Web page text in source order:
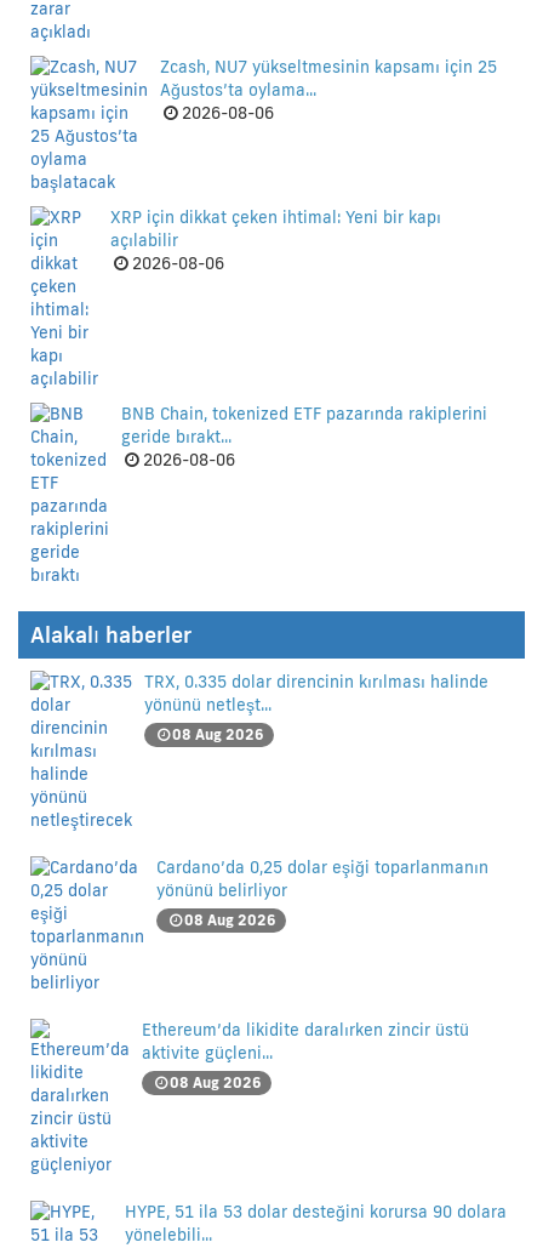
Zcash, NU7 yükseltmesinin kapsamı için 25
Ağustos’ta oylama...
2026-08-06
XRP için dikkat çeken ihtimal: Yeni bir kapı
açılabilir
2026-08-06
BNB Chain, tokenized ETF pazarında rakiplerini
geride bırakt...
2026-08-06
Alakalı haberler
TRX, 0.335 dolar direncinin kırılması halinde
yönünü netleşt...
08 Aug 2026
Cardano’da 0,25 dolar eşiği toparlanmanın
yönünü belirliyor
08 Aug 2026
Ethereum’da likidite daralırken zincir üstü
aktivite güçleni...
08 Aug 2026
HYPE, 51 ila 53 dolar desteğini korursa 90 dolara
yönelebili...